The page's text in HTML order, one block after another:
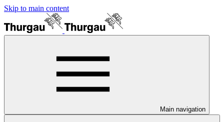
Skip to main content
Main navigation